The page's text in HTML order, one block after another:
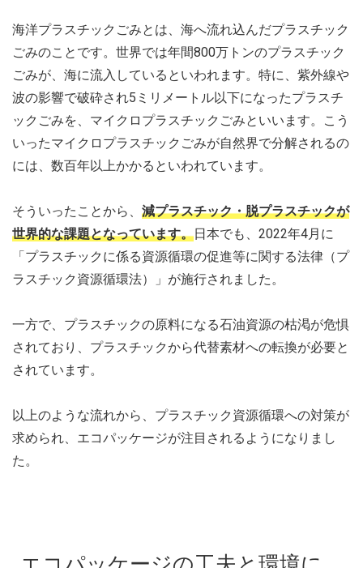
海洋プラスチックごみとは、海へ流れ込んだプラスチック
ごみのことです。世界では年間800万トンのプラスチック
ごみが、海に流入しているといわれます。特に、紫外線や
波の影響で破砕され5ミリメートル以下になったプラスチ
ックごみを、マイクロプラスチックごみといいます。こう
いったマイクロプラスチックごみが自然界で分解されるの
には、数百年以上かかるといわれています。
そういったことから、 減プラスチック・脱プラスチックが
世界的な課題となっています。日本でも、2022年4月に
「プラスチックに係る資源循環の促進等に関する法律（プ
ラスチック資源循環法）」が施行されました。
一方で、プラスチックの原料になる石油資源の枯渇が危惧
されており、プラスチックから代替素材への転換が必要と
されています。
以上のような流れから、プラスチック資源循環への対策が
求められ、エコパッケージが注目されるようになりまし
た。